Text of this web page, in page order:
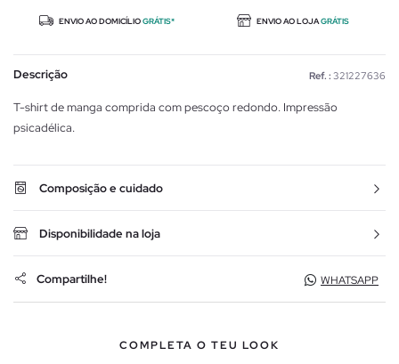
ENVIO AO DOMICÍLIOGRÁTIS* ENVIO AO LOJAGRÁTIS
Descrição Ref. : 321227636
T-shirt de manga comprida com pescoço redondo. Impressão
psicadélica.
Composição e cuidado
Disponibilidade na loja
Compartilhe! WHATSAPP
COMPLETA O TEU LOOK